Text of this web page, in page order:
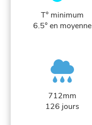
T° minimum
6.5° en moyenne
712mm
126 jours